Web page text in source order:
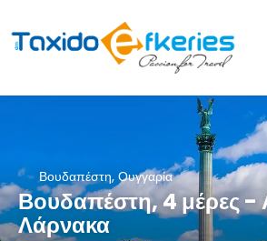
Βουδαπέστη, Ουγγαρία
Βουδαπέστη, 4 μέρες
Λάρνακα